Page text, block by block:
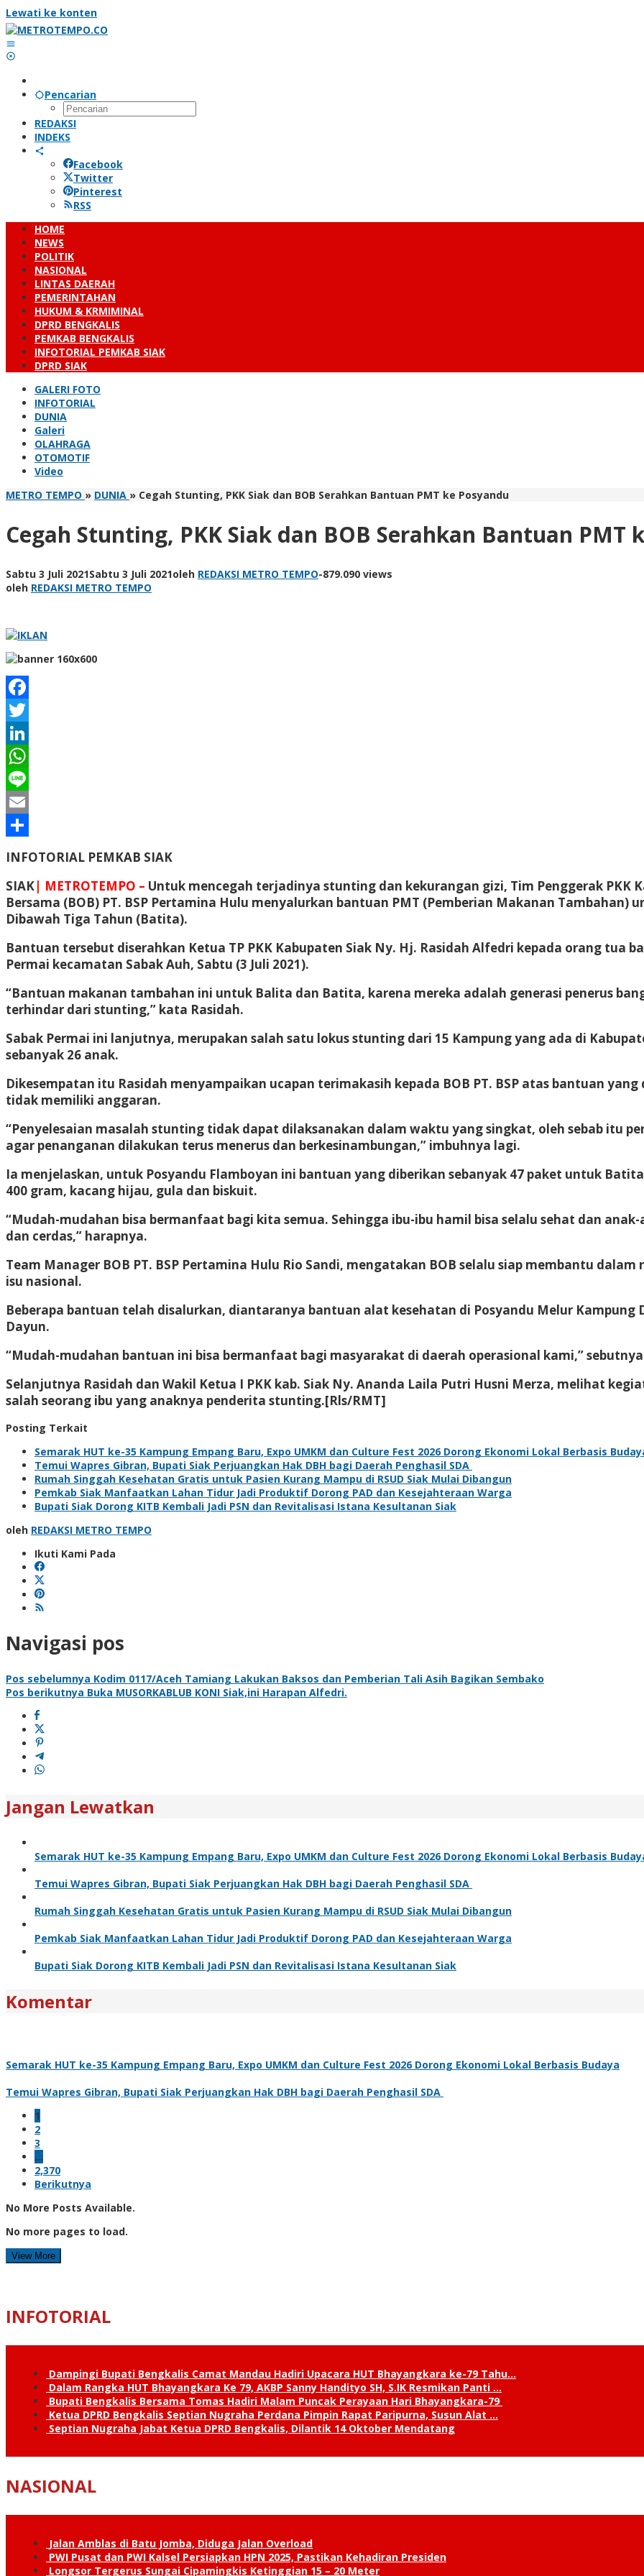
Lewati ke konten
Pencarian
REDAKSI
INDEKS
Facebook
Twitter
Pinterest
RSS
HOME
NEWS
POLITIK
NASIONAL
LINTAS DAERAH
PEMERINTAHAN
HUKUM & KRMIMINAL
DPRD BENGKALIS
PEMKAB BENGKALIS
INFOTORIAL PEMKAB SIAK
DPRD SIAK
GALERI FOTO
INFOTORIAL
DUNIA
Galeri
OLAHRAGA
OTOMOTIF
Video
METRO TEMPO » DUNIA » Cegah Stunting, PKK Siak dan BOB Serahkan Bantuan PMT ke Posyandu
Cegah Stunting, PKK Siak dan BOB Serahkan Bantuan PMT
Sabtu 3 Juli 2021Sabtu 3 Juli 2021oleh REDAKSI METRO TEMPO-879.090 views
oleh REDAKSI METRO TEMPO
Facebook
Twitter
LinkedIn
WhatsApp
Line
Email
INFOTORIAL PEMKAB SIAK
SIAK| METROTEMPO – Untuk mencegah terjadinya stunting dan kekurangan gizi, Tim Penggerak PKK
Bersama (BOB) PT. BSP Pertamina Hulu menyalurkan bantuan PMT (Pemberian Makanan Tambahan)
Dibawah Tiga Tahun (Batita).
Bantuan tersebut diserahkan Ketua TP PKK Kabupaten Siak Ny. Hj. Rasidah Alfedri kepada orang tua
Permai kecamatan Sabak Auh, Sabtu (3 Juli 2021).
“Bantuan makanan tambahan ini untuk Balita dan Batita, karena mereka adalah generasi penerus
terhindar dari stunting,” kata Rasidah.
Sabak Permai ini lanjutnya, merupakan salah satu lokus stunting dari 15 Kampung yang ada di
sebanyak 26 anak.
Dikesempatan itu Rasidah menyampaikan ucapan terimakasih kepada BOB PT. BSP atas bantuan
tidak memiliki anggaran.
“Penyelesaian masalah stunting tidak dapat dilaksanakan dalam waktu yang singkat, oleh sebab itu
agar penanganan dilakukan terus menerus dan berkesinambungan,” imbuhnya lagi.
Ia menjelaskan, untuk Posyandu Flamboyan ini bantuan yang diberikan sebanyak 47 paket untuk
400 gram, kacang hijau, gula dan biskuit.
“Mudah-mudahan bisa bermanfaat bagi kita semua. Sehingga ibu-ibu hamil bisa selalu sehat dan
dan cerdas,” harapnya.
Team Manager BOB PT. BSP Pertamina Hulu Rio Sandi, mengatakan BOB selalu siap membantu
isu nasional.
Beberapa bantuan telah disalurkan, diantaranya bantuan alat kesehatan di Posyandu Melur Kampung
Dayun.
“Mudah-mudahan bantuan ini bisa bermanfaat bagi masyarakat di daerah operasional kami,”
Selanjutnya Rasidah dan Wakil Ketua I PKK kab. Siak Ny. Ananda Laila Putri Husni Merza, melihat
salah seorang ibu yang anaknya penderita stunting.[Rls/RMT]
Posting Terkait
Semarak HUT ke-35 Kampung Empang Baru, Expo UMKM dan Culture Fest 2026 Dorong Ekonomi Lokal Berbasis
Temui Wapres Gibran, Bupati Siak Perjuangkan Hak DBH bagi Daerah Penghasil SDA
Rumah Singgah Kesehatan Gratis untuk Pasien Kurang Mampu di RSUD Siak Mulai Dibangun
Pemkab Siak Manfaatkan Lahan Tidur Jadi Produktif Dorong PAD dan Kesejahteraan Warga
Bupati Siak Dorong KITB Kembali Jadi PSN dan Revitalisasi Istana Kesultanan Siak
oleh REDAKSI METRO TEMPO
Ikuti Kami Pada
Navigasi pos
Pos sebelumnya Kodim 0117/Aceh Tamiang Lakukan Baksos dan Pemberian Tali Asih Bagikan Sembako
Pos berikutnya Buka MUSORKABLUB KONI Siak,ini Harapan Alfedri.
Jangan Lewatkan
Semarak HUT ke-35 Kampung Empang Baru, Expo UMKM dan Culture Fest 2026 Dorong Ekonomi Lokal Berbasis
Temui Wapres Gibran, Bupati Siak Perjuangkan Hak DBH bagi Daerah Penghasil SDA
Rumah Singgah Kesehatan Gratis untuk Pasien Kurang Mampu di RSUD Siak Mulai Dibangun
Pemkab Siak Manfaatkan Lahan Tidur Jadi Produktif Dorong PAD dan Kesejahteraan Warga
Bupati Siak Dorong KITB Kembali Jadi PSN dan Revitalisasi Istana Kesultanan Siak
Komentar
Semarak HUT ke-35 Kampung Empang Baru, Expo UMKM dan Culture Fest 2026 Dorong Ekonomi Lokal Berbasis Budaya
Temui Wapres Gibran, Bupati Siak Perjuangkan Hak DBH bagi Daerah Penghasil SDA
1
2
3
…
2,370
Berikutnya
No More Posts Available.
No more pages to load.
View More
INFOTORIAL
Dampingi Bupati Bengkalis Camat Mandau Hadiri Upacara HUT Bhayangkara ke-79 Tahu…
Dalam Rangka HUT Bhayangkara Ke 79, AKBP Sanny Handityo SH, S.IK Resmikan Panti …
Bupati Bengkalis Bersama Tomas Hadiri Malam Puncak Perayaan Hari Bhayangkara-79
Ketua DPRD Bengkalis Septian Nugraha Perdana Pimpin Rapat Paripurna, Susun Alat …
Septian Nugraha Jabat Ketua DPRD Bengkalis, Dilantik 14 Oktober Mendatang
NASIONAL
Jalan Amblas di Batu Jomba, Diduga Jalan Overload
PWI Pusat dan PWI Kalsel Persiapkan HPN 2025, Pastikan Kehadiran Presiden
Longsor Tergerus Sungai Cipamingkis Ketinggian 15 – 20 Meter